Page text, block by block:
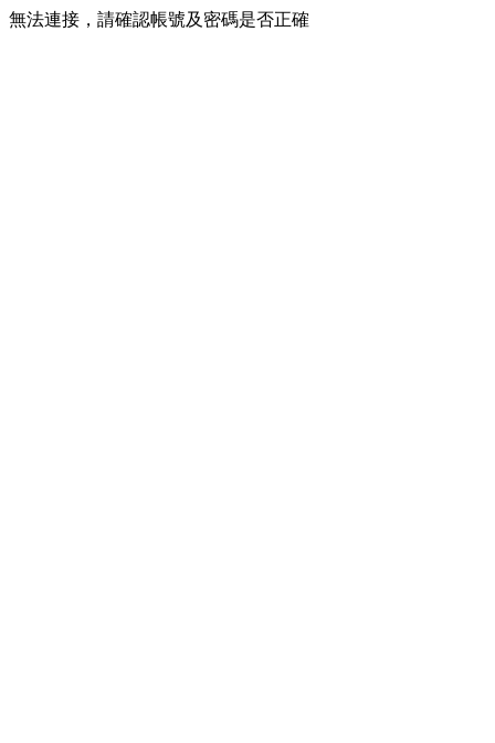
無法連接，請確認帳號及密碼是否正確